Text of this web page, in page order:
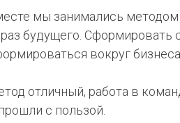
мы занимались методом
будущего. Сформировать
вокруг
отличный, работа в
с пользой.